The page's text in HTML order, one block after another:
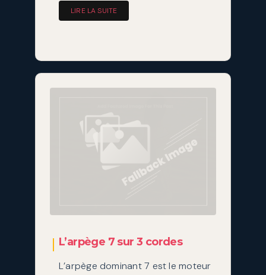
LIRE LA SUITE
L’arpège 7 sur 3 cordes
L’arpège dominant 7 est le moteur